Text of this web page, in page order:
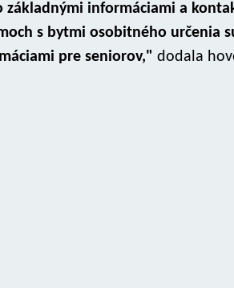
základnými informáciami a
s bytmi osobitného určenia
pre seniorov," dodala